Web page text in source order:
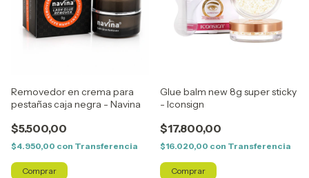
Removedor en crema para
pestañas caja negra - Navina
$5.500,00
$4.950,00 con Transferencia
Glue balm new 8g super sticky
- Iconsign
$17.800,00
$16.020,00 con Transferencia